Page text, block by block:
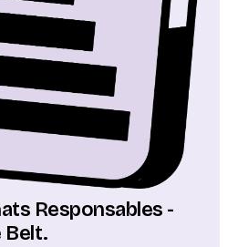
Responsables -
Belt.